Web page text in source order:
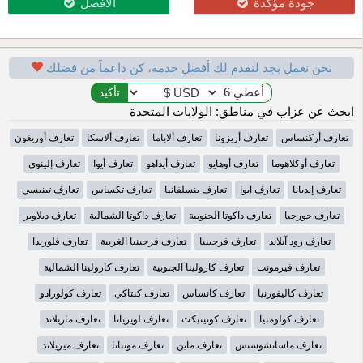
نحن نعمل بجد لنقدم لك أفضل خدمة، كن داعماً من فضلك
ابحث عن عزاب في مناطق: الولايات المتحدة
تعارف أركنساس تعارف أريزونا تعارف ألاباما تعارف ألاسكا تعارف أوريغون
تعارف أوكلاهوما تعارف أوهايو تعارف أيداهو تعارف أيوا تعارف إلينوي
تعارف إنديانا تعارف ايوا تعارف بنسلفانيا تعارف تكساس تعارف تينيسي
تعارف جورجيا تعارف داكوتا الجنوبية تعارف داكوتا الشمالية تعارف ديلاوير
تعارف رود آيلاند تعارف فرجينيا تعارف فرجينيا الغربية تعارف فلوريدا
تعارف فيرمونت تعارف كارولينا الجنوبية تعارف كارولينا الشمالية
تعارف كاليفورنيا تعارف كانساس تعارف كنتاكي تعارف كولورادو
تعارف كولومبيا تعارف كونيتيكت تعارف لويزيانا تعارف ماريلاند
تعارف ماساتشوستس تعارف ماين تعارف مونتانا تعارف ميريلاند